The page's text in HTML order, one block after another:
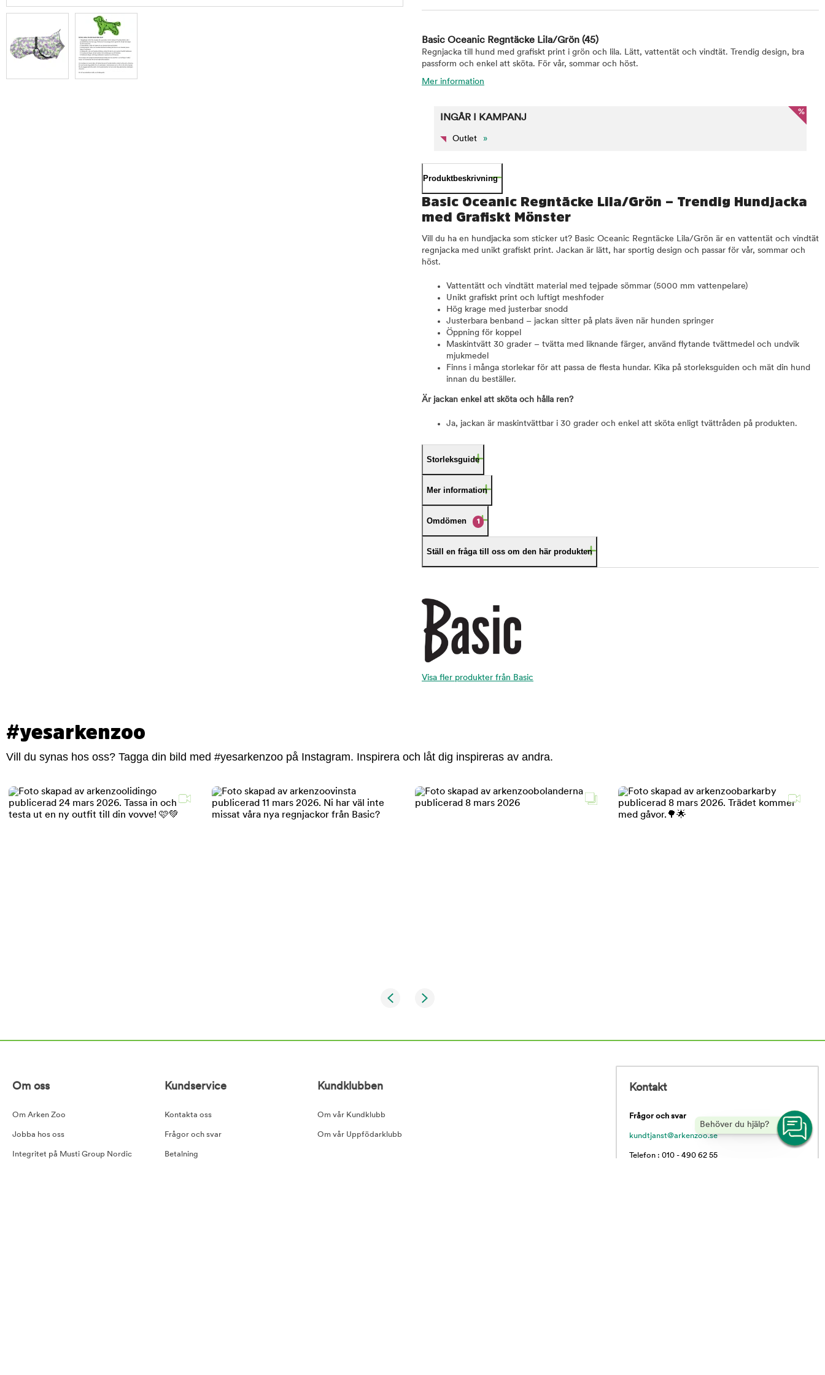
Basic Oceanic Regntäcke Lila/Grön (45)
Regnjacka till hund med grafiskt print i grön och lila. Lätt, vattentät och vindtät. Trendig design, bra
passform och enkel att sköta. För vår, sommar och höst.
Mer information
%
INGÅR I KAMPANJ
Outlet »
Produktbeskrivning
Basic Oceanic Regntäcke Lila/Grön – Trendig Hundjacka
med Grafiskt Mönster
Vill du ha en hundjacka som sticker ut? Basic Oceanic Regntäcke Lila/Grön är en vattentät och vindtät
regnjacka med unikt grafiskt print. Jackan är lätt, har sportig design och passar för vår, sommar och
höst.
Vattentätt och vindtätt material med tejpade sömmar (5000 mm vattenpelare)
Unikt grafiskt print och luftigt meshfoder
Hög krage med justerbar snodd
Justerbara benband – jackan sitter på plats även när hunden springer
Öppning för koppel
Maskintvätt 30 grader – tvätta med liknande färger, använd flytande tvättmedel och undvik
mjukmedel
Finns i många storlekar för att passa de flesta hundar. Kika på storleksguiden och mät din hund
innan du beställer.
Är jackan enkel att sköta och hålla ren?
Ja, jackan är maskintvättbar i 30 grader och enkel att sköta enligt tvättråden på produkten.
Storleksguide
Mer information
Omdömen 1
Ställ en fråga till oss om den här produkten
Visa fler produkter från Basic
#yesarkenzoo
Vill du synas hos oss? Tagga din bild med #yesarkenzoo på Instagram. Inspirera och låt dig inspireras av andra.
Behöver du hjälp?
Om oss
Om Arken Zoo
Jobba hos oss
Integritet på Musti Group Nordic
Kundservice
Kontakta oss
Frågor och svar
Betalning
Kundklubben
Om vår Kundklubb
Om vår Uppfödarklubb
Kontakt
Frågor och svar
kundtjanst@arkenzoo.se
Telefon : 010 - 490 62 55